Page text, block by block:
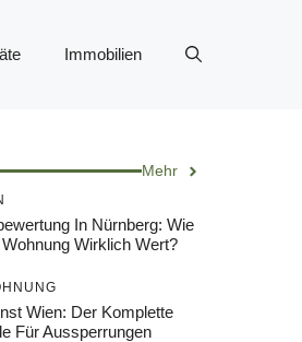
Immobilien
Mehr
In Nürnberg: Wie
Wirklich Wert?
Wien: Der Komplette
Für Aussperrungen